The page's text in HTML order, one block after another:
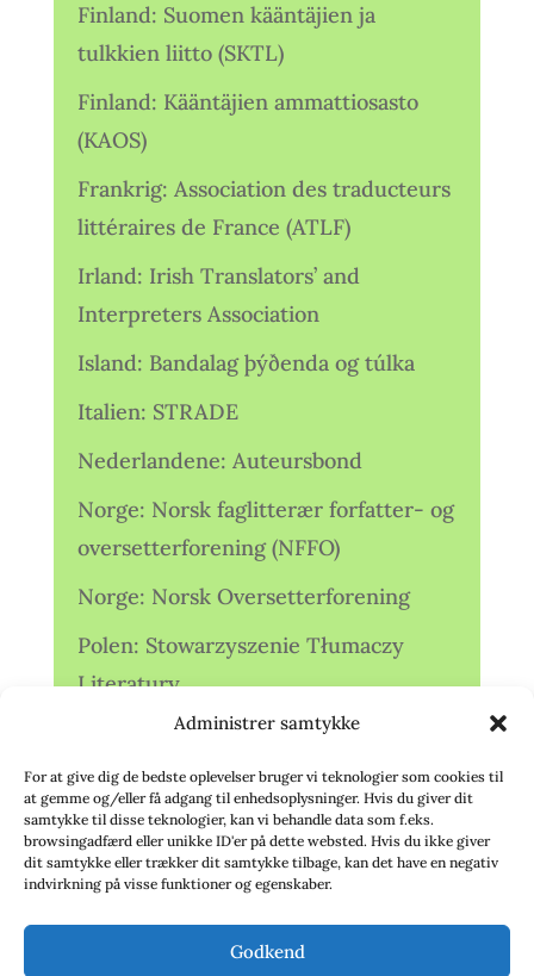
Administrer samtykke
For at give dig de bedste oplevelser bruger vi teknologier som cookies til
at gemme og/eller få adgang til enhedsoplysninger. Hvis du giver dit
samtykke til disse teknologier, kan vi behandle data som f.eks.
browsingadfærd eller unikke ID'er på dette websted. Hvis du ikke giver
dit samtykke eller trækker dit samtykke tilbage, kan det have en negativ
indvirkning på visse funktioner og egenskaber.
Godkend
Finland: Suomen kääntäjien ja
tulkkien liitto (SKTL)
Finland: Kääntäjien ammattiosasto
(KAOS)
Frankrig: Association des traducteurs
littéraires de France (ATLF)
Irland: Irish Translators’ and
Interpreters Association
Island: Bandalag þýðenda og túlka
Italien: STRADE
Nederlandene: Auteursbond
Norge: Norsk faglitterær forfatter- og
oversetterforening (NFFO)
Norge: Norsk Oversetterforening
Polen: Stowarzyszenie Tłumaczy
Literatury
Storbritannien: Translators
Association (TA)
Sverige: Översättarsektionen (Ö.)
Sverige: Översättarcentrum (ÖC)
deutschsprachiger Übersetzer (VdÜ)